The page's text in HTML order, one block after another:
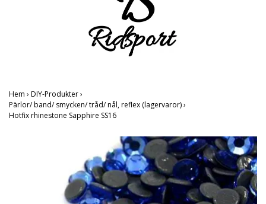
Hem › DIY-Produkter›
Pärlor/ band/ smycken/ tråd/ nål, reflex (lagervaror)›
Hotfix rhinestone Sapphire SS16